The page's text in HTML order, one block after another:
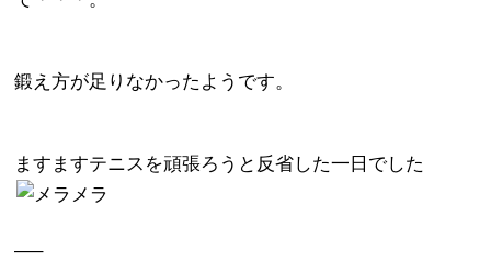
鍛え方が足りなかったようです。
ますますテニスを頑張ろうと反省した一日でした
—–